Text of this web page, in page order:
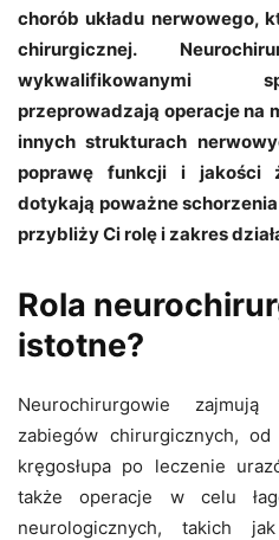
chorób układu nerwowego,
chirurgicznej.
wykwalifikowanymi
przeprowadzają operacje na
innych strukturach
poprawę funkcji i jakości
dotykają poważne
przybliży Ci rolę i zakres
Rola
istotne?
Neurochirurgowie
zabiegów chirurgicznych,
kręgosłupa po leczenie
także operacje w celu
neurologicznych, takich